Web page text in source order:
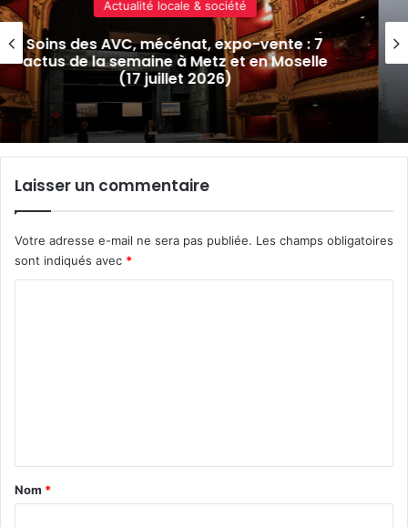
: 7
Actualité locale & société
La Moselle passe en vigilance
risques d’orages
Laisser un commentaire
Votre adresse e-mail ne sera pas publiée. Les champs obligatoires
sont indiqués avec *
a
Nom *